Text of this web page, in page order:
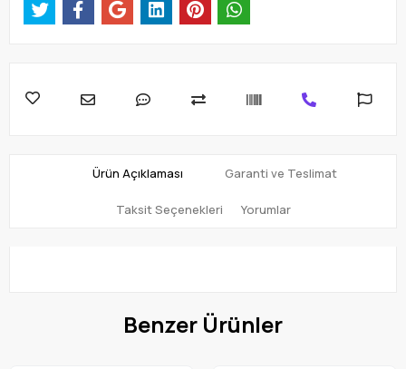
Ürün Açıklaması Garanti ve Teslimat
Taksit Seçenekleri Yorumlar
Benzer Ürünler